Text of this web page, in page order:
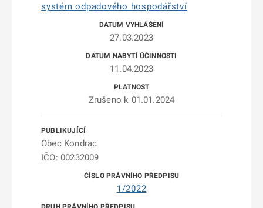
systém odpadového hospodářství
27.03.2023
11.04.2023
Zrušeno k 01.01.2024
Obec Kondrac
IČO: 00232009
1/2022